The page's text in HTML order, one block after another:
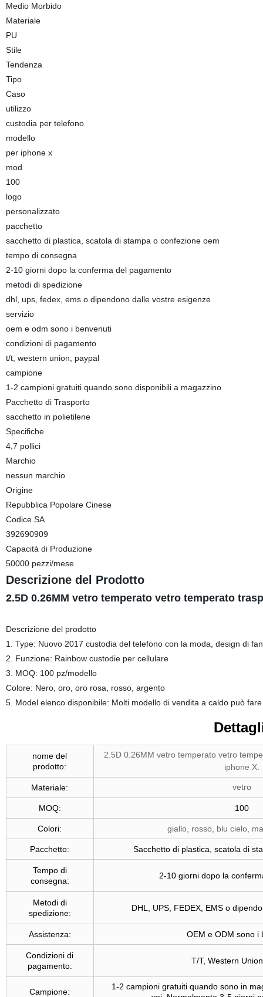
Medio Morbido
Materiale
PU
Stile
Tendenza
Tipo
Caso
utilizzo
custodia per telefono
modello
per iphone x
mod
100
logo
personalizzato
pacchetto
sacchetto di plastica, scatola di stampa o confezione oem
tempo di consegna
2-10 giorni dopo la conferma del pagamento
metodi di spedizione
dhl, ups, fedex, ems o dipendono dalle vostre esigenze
servizio
oem e odm sono i benvenuti
condizioni di pagamento
t/t, western union, paypal
campione
1-2 campioni gratuiti quando sono disponibili a magazzino
Pacchetto di Trasporto
sacchetto in polietilene
Specifiche
4,7 pollici
Marchio
nessun marchio
Origine
Repubblica Popolare Cinese
Codice SA
392690909
Capacità di Produzione
50000 pezzi/mese
Descrizione del Prodotto
2.5D 0.26MM vetro temperato vetro temperato
Descrizione del prodotto
1. Type: Nuovo 2017 custodia del telefono con la moda, design di
2. Funzione: Rainbow custodie per cellulare
3. MOQ: 100 pz/modello
Colore: Nero, oro, oro rosa, rosso, argento
5. Model elenco disponibile: Molti modello di vendita a caldo può
nome del
prodotto:
2.5D 0.26MM vetro temperato vetro
iphone X.
Materiale: vetro
MOQ: 100
Colori: giallo, rosso, blu cielo,
Pacchetto: Sacchetto di plastica, scatola di
Tempo di
consegna:
2-10 giorni dopo la
Metodi di
spedizione:
DHL, UPS, FEDEX, EMS o
Assistenza: OEM e ODM sono i
Condizioni di
pagamento:
T/T, Western
Campione:
1-2 campioni gratuiti quando sono in